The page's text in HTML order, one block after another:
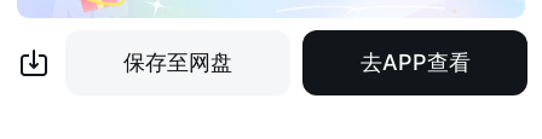
保存至网盘 去APP查看